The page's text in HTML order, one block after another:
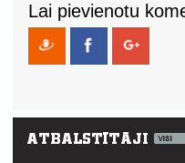
Lai pievienotu